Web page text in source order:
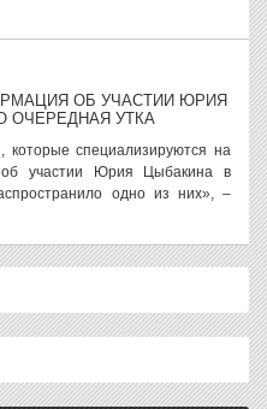
ОБ УЧАСТИИ ЮРИЯ
ОЧЕРЕДНАЯ УТКА
специализируются на
участии Юрия Цыбакина в
одно из них», –